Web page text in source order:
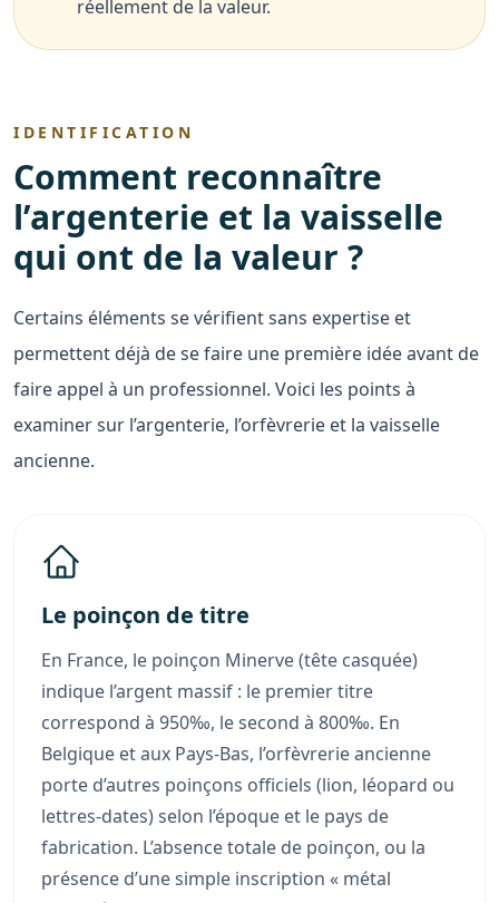
réellement de la valeur.
IDENTIFICATION
Comment reconnaître
l’argenterie et la vaisselle
qui ont de la valeur ?
Certains éléments se vérifient sans expertise et
permettent déjà de se faire une première idée avant de
faire appel à un professionnel. Voici les points à
examiner sur l’argenterie, l’orfèvrerie et la vaisselle
ancienne.
Le poinçon de titre
En France, le poinçon Minerve (tête casquée)
indique l’argent massif : le premier titre
correspond à 950‰, le second à 800‰. En
Belgique et aux Pays-Bas, l’orfèvrerie ancienne
porte d’autres poinçons officiels (lion, léopard ou
lettres-dates) selon l’époque et le pays de
fabrication. L’absence totale de poinçon, ou la
présence d’une simple inscription « métal